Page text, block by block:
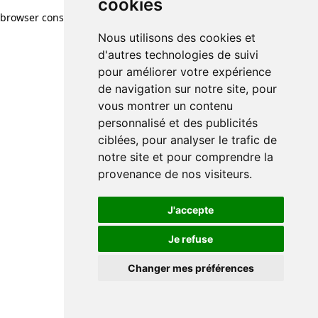
cookies
Nous utilisons des cookies et
d'autres technologies de suivi
pour améliorer votre expérience
de navigation sur notre site, pour
vous montrer un contenu
personnalisé et des publicités
ciblées, pour analyser le trafic de
notre site et pour comprendre la
provenance de nos visiteurs.
J'accepte
Je refuse
Changer mes préférences
browser console for more information)